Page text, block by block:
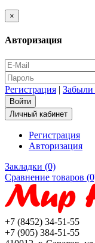
×
Авторизация
Регистрация | Забыли
Личный кабинет
Регистрация
Авторизация
Закладки (0)
Сравнение товаров
+7 (8452) 34-51-55
+7 (905) 384-51-55